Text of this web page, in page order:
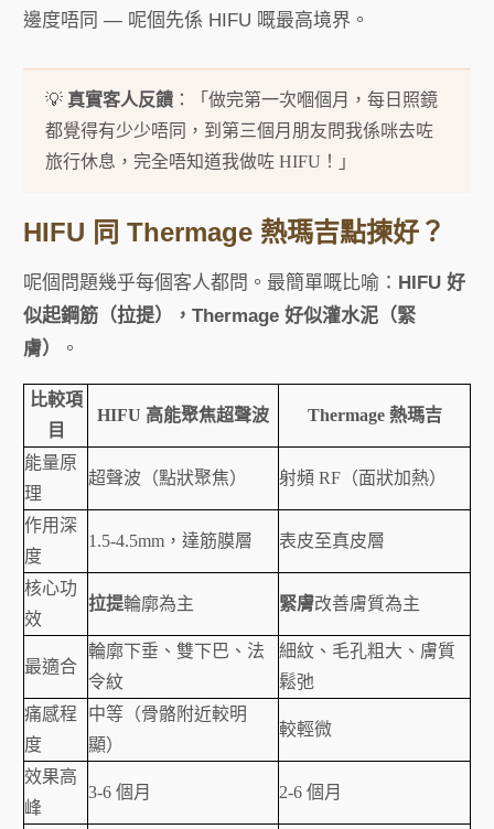
邊度唔同 — 呢個先係 HIFU 嘅最高境界。
💡 真實客人反饋 ：「做完第一次嗰個月，每日照鏡
都覺得有少少唔同，到第三個月朋友問我係咪去咗
旅行休息，完全唔知道我做咗 HIFU！」
HIFU 同 Thermage 熱瑪吉點揀好？
呢個問題幾乎每個客人都問。最簡單嘅比喻： HIFU 好
似起鋼筋（拉提），Thermage 好似灌水泥（緊
膚）
。
比較項
目
HIFU 高能聚焦超聲波 Thermage 熱瑪吉
能量原
理
超聲波（點狀聚焦） 射頻 RF（面狀加熱）
作用深
度
1.5-4.5mm，達筋膜層 表皮至真皮層
核心功
效
拉提輪廓為主 緊膚改善膚質為主
最適合
輪廓下垂、雙下巴、法
令紋
細紋、毛孔粗大、膚質
鬆弛
痛感程
度
中等（骨骼附近較明
顯）
較輕微
效果高
峰
3-6 個月 2-6 個月